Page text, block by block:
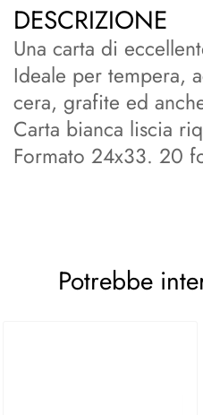
DESCRIZIONE
Una carta di
Ideale per tempera,
cera, grafite ed
Carta bianca liscia
Formato 24x33. 20
Potrebbe